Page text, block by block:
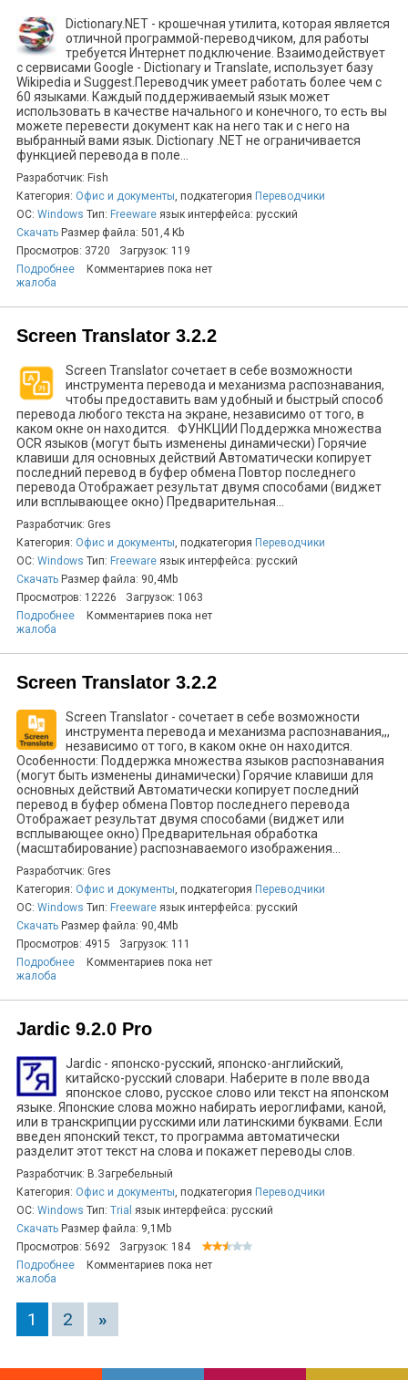
Dictionary.NET - крошечная утилита, которая является
отличной программой-переводчиком, для работы
требуется Интернет подключение. Взаимодействует
с сервисами Google - Dictionary и Translate, использует базу
Wikipedia и Suggest.Переводчик умеет работать более чем с
60 языками. Каждый поддерживаемый язык может
использовать в качестве начального и конечного, то есть вы
можете перевести документ как на него так и с него на
выбранный вами язык. Dictionary .NET не ограничивается
функцией перевода в поле...
Разработчик: Fish
Категория: Офис и документы, подкатегория Переводчики
ОС: Windows Тип: Freeware язык интерфейса: русский
Скачать Размер файла: 501,4 Kb
Просмотров: 3720
Загрузок: 119
Подробнее
Комментариев пока нет
жалоба
Screen Translator 3.2.2
Screen Translator сочетает в себе возможности
инструмента перевода и механизма распознавания,
чтобы предоставить вам удобный и быстрый способ
перевода любого текста на экране, независимо от того, в
каком окне он находится. ФУНКЦИИ Поддержка множества
OCR языков (могут быть изменены динамически) Горячие
клавиши для основных действий Автоматически копирует
последний перевод в буфер обмена Повтор последнего
перевода Отображает результат двумя способами (виджет
или всплывающее окно) Предварительная...
Разработчик: Gres
Категория: Офис и документы, подкатегория Переводчики
ОС: Windows Тип: Freeware язык интерфейса: русский
Скачать Размер файла: 90,4Mb
Просмотров: 12226
Загрузок: 1063
Подробнее
Комментариев пока нет
жалоба
Screen Translator 3.2.2
Screen Translator - сочетает в себе возможности
инструмента перевода и механизма распознавания,,,
независимо от того, в каком окне он находится.
Особенности: Поддержка множества языков распознавания
(могут быть изменены динамически) Горячие клавиши для
основных действий Автоматически копирует последний
перевод в буфер обмена Повтор последнего перевода
Отображает результат двумя способами (виджет или
всплывающее окно) Предварительная обработка
(масштабирование) распознаваемого изображения...
Разработчик: Gres
Категория: Офис и документы, подкатегория Переводчики
ОС: Windows Тип: Freeware язык интерфейса: русский
Скачать Размер файла: 90,4Mb
Просмотров: 4915
Загрузок: 111
Подробнее
Комментариев пока нет
жалоба
Jardic 9.2.0 Pro
Jardic - японско-русский, японско-английский,
китайско-русский словари. Наберите в поле ввода
японское слово, русское слово или текст на японском
языке. Японские слова можно набирать иероглифами, каной,
или в транскрипции русскими или латинскими буквами. Если
введен японский текст, то программа автоматически
разделит этот текст на слова и покажет переводы слов.
Разработчик: В.Загребельный
Категория: Офис и документы, подкатегория Переводчики
ОС: Windows Тип: Trial язык интерфейса: русский
Скачать Размер файла: 9,1Mb
Просмотров: 5692
Загрузок: 184
Подробнее
Комментариев пока нет
жалоба
1 2 »